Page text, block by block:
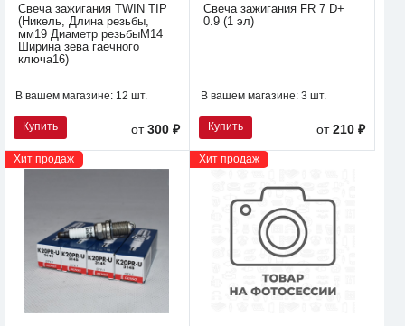
Свеча зажигания TWIN TIP
(Никель, Длина резьбы,
мм19 Диаметр резьбыM14
Ширина зева гаечного
ключа16)
В вашем магазине: 12 шт.
Купить от300 ₽
Свеча зажигания FR 7 D+
0.9 (1 эл)
В вашем магазине: 3 шт.
Купить от210 ₽
Хит продаж Хит продаж